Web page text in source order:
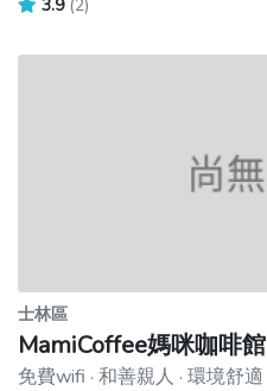
3.9 (2)
士林區
MamiCoffee媽咪咖啡館
免費wifi · 和善親人 · 環境舒適